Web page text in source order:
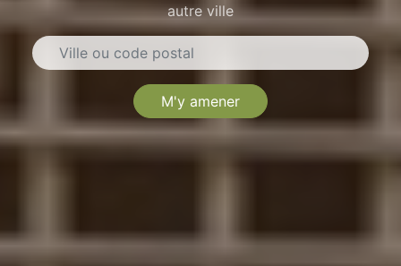
autre ville
M'y amener